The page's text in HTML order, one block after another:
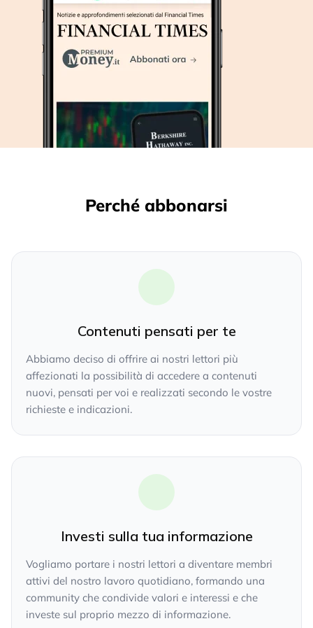
Perché abbonarsi
Contenuti pensati per te
Abbiamo deciso di offrire ai nostri lettori più
affezionati la possibilità di accedere a contenuti
nuovi, pensati per voi e realizzati secondo le vostre
richieste e indicazioni.
Investi sulla tua informazione
Vogliamo portare i nostri lettori a diventare membri
attivi del nostro lavoro quotidiano, formando una
community che condivide valori e interessi e che
investe sul proprio mezzo di informazione.